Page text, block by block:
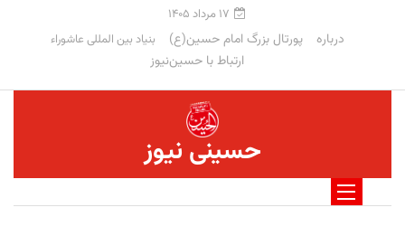
۱۷ مرداد ۱۴۰۵
درباره پورتال بزرگ امام حسین(ع) بنیاد بین المللی عاشوراء
ارتباط با حسین‌نیوز
حسینی نیوز